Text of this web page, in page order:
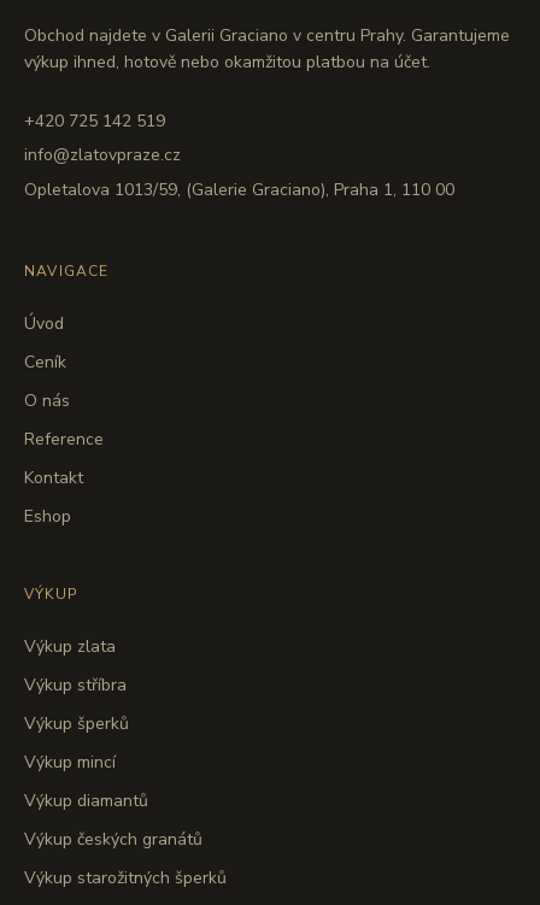
Obchod najdete v Galerii Graciano v centru Prahy. Garantujeme
výkup ihned, hotově nebo okamžitou platbou na účet.
+420 725 142 519
info@zlatovpraze.cz
Opletalova 1013/59, (Galerie Graciano), Praha 1, 110 00
NAVIGACE
Úvod
Ceník
O nás
Reference
Kontakt
Eshop
VÝKUP
Výkup zlata
Výkup stříbra
Výkup šperků
Výkup mincí
Výkup diamantů
Výkup českých granátů
Výkup starožitných šperků